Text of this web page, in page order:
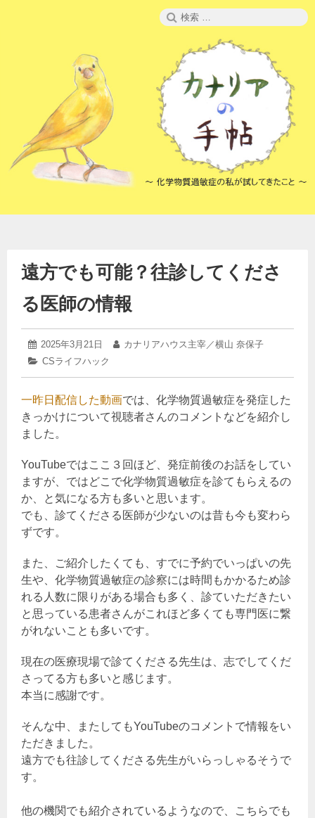
検
索:
遠方でも可能？往診してくださ
る医師の情報
投
稿
2025年3月21日
2025
年
3
月
日
投
カナリアハウス主宰／横山 奈保子
カ
リ
ー:
CSライフハック
一昨日配信した動画では、化学物質過敏症を発症した
きっかけについて視聴者さんのコメントなどを紹介し
ました。
YouTubeではここ３回ほど、発症前後のお話をしてい
ますが、ではどこで化学物質過敏症を診てもらえるの
か、と気になる方も多いと思います。
でも、診てくださる医師が少ないのは昔も今も変わら
ずです。
また、ご紹介したくても、すでに予約でいっぱいの先
生や、化学物質過敏症の診察には時間もかかるため診
れる人数に限りがある場合も多く、診ていただきたい
と思っている患者さんがこれほど多くても専門医に繋
がれないことも多いです。
現在の医療現場で診てくださる先生は、志でしてくだ
さってる方も多いと感じます。
本当に感謝です。
そんな中、またしてもYouTubeのコメントで情報をい
ただきました。
遠方でも往診してくださる先生がいらっしゃるそうで
す。
他の機関でも紹介されているようなので、こちらでも